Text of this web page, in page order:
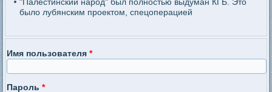
"Палестинский народ" был полностью выдуман КГБ. Это
было лубянским проектом, спецоперацией
Имя пользователя*
Пароль*